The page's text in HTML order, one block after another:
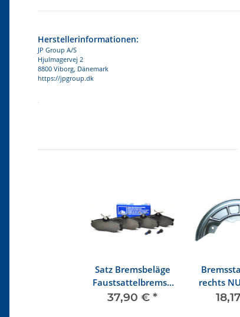
Herstellerinformationen:
JP Group A/S
Hjulmagervej 2
8800 Viborg, Dänemark
https://jpgroup.dk
Satz Bremsbeläge
Faustsattelbremse
ab 7/86
37,90 € *
rechts